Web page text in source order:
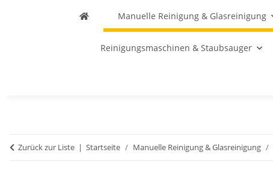
Manuelle Reinigung & Glasreinigung
Reinigungsmaschinen & Staubsauger
Zurück zur Liste Startseite Manuelle Reinigung & Glasreinigung